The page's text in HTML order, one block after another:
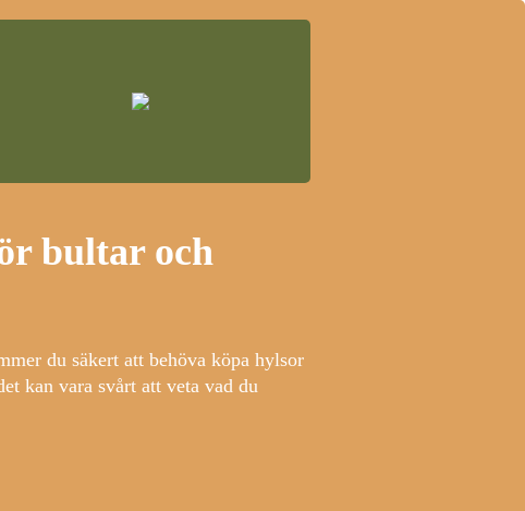
bultar och
du säkert att behöva köpa hylsor
kan vara svårt att veta vad du